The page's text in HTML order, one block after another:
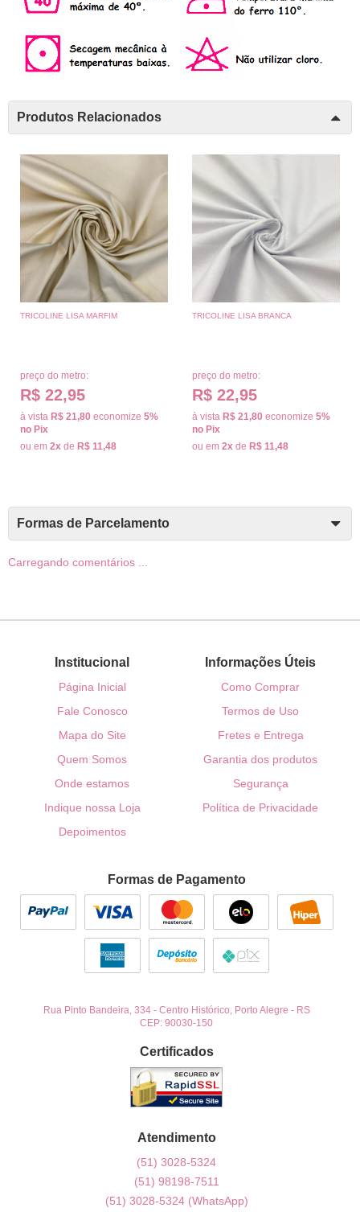
Produtos Relacionados
TRICOLINE LISA MARFIM
preço do metro:
R$ 22,95
à vista R$ 21,80 economize 5%
no Pix
ou em 2x de R$ 11,48
TRICOLINE LISA BRANCA
preço do metro:
R$ 22,95
à vista R$ 21,80 economize 5%
no Pix
ou em 2x de R$ 11,48
Formas de Parcelamento
Carregando comentários ...
Institucional
Página Inicial
Fale Conosco
Mapa do Site
Quem Somos
Onde estamos
Indique nossa Loja
Depoimentos
Informações Úteis
Como Comprar
Termos de Uso
Fretes e Entrega
Garantia dos produtos
Segurança
Política de Privacidade
Formas de Pagamento
Rua Pinto Bandeira, 334- Centro Histórico, Porto Alegre - RS
CEP: 90030-150
Certificados
Atendimento
(51) 3028-5324
(51) 98198-7511
(51) 3028-5324 (WhatsApp)